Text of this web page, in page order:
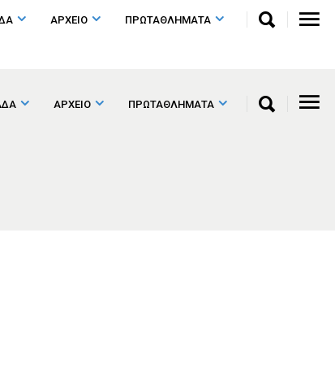
ΑΡΧΕΙΟ ΠΡΩΤΑΘΛΗΜΑΤΑ
ΑΡΧΕΙΟ ΠΡΩΤΑΘΛΗΜΑΤΑ